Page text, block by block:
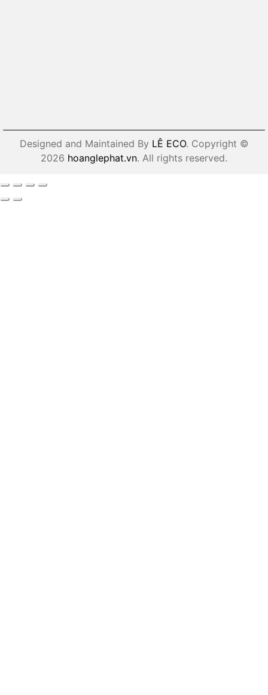
Designed and Maintained By LÊ ECO. Copyright ©
2026 hoanglephat.vn. All rights reserved.